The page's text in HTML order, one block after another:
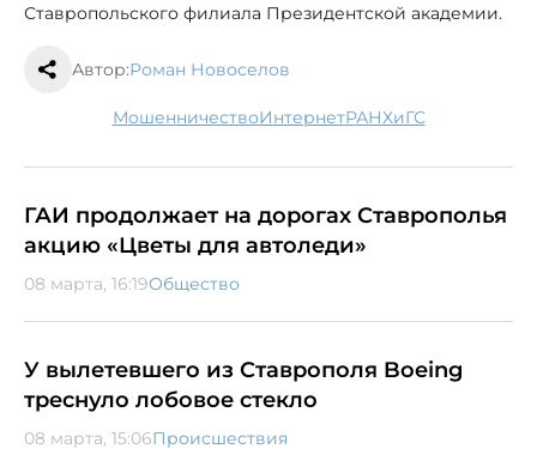
Ставропольского филиала Президентской академии.
Автор:Роман Новоселов
мошенничество Интернет РАНХиГС
ГАИ продолжает на дорогах Ставрополья
акцию «Цветы для автоледи»
08 марта, 16:19Общество
У вылетевшего из Ставрополя Boeing
треснуло лобовое стекло
08 марта, 15:06Происшествия